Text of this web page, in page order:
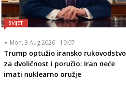
SVIJET
Mon, 3 Aug 2026 - 19:07
Trump optužio iransko rukovodstvo
za dvoličnost i poručio: Iran neće
imati nuklearno oružje